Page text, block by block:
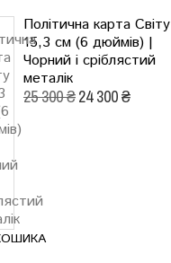
Політична карта Світу
15,3 см (6 дюймів) |
Чорний і сріблястий
металік
25 300 ₴24 300 ₴